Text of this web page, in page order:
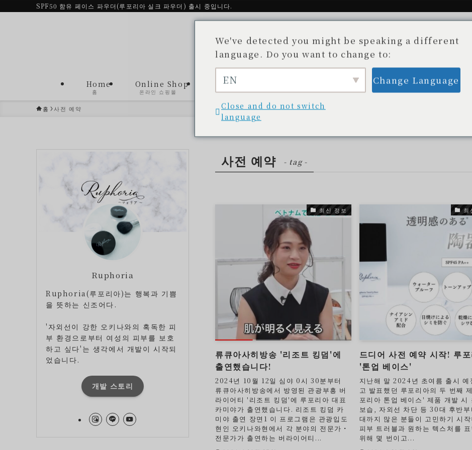
SPF50 함유 페이스 파우더(루포리아 실크 파우더) 출시 중입니다.
Home
홈
Online Shop
온라인 쇼핑몰
제품소개
제품 목록 개발 비화
이용 가능한 매장
취급 점포 목록
블로그/뉴스
블로그/최신 정보
뷰
홈 사전 예약
사전 예약 - tag -
최신 정보
류큐아사히방송 '리조트 킹덤'에
출연했습니다!
2024년 10월 12일 심야 0시 30분부터
류큐아사히방송에서 방영된 관광부흥 버
라이어티 '리조트 킹덤'에 루포리아 대표
카미야가 출연했습니다. 리조트 킹덤 카
미야 출연 장면1 이 프로그램은 관광입도
현인 오키나와현에서 각 분야의 전문가・
전문가가 출연하는 버라이어티...
최
드디어 사전 예약 시작! 루
'톤업 베이스'
지난해 말 2024년 초여름 출시 예
고 발표했던 루포리아의 두 번째
포리아 톤업 베이스' 제품 개발 시
보습, 자외선 차단 등 30대 후반
대까지 많은 분들이 고민하기 시작
피부 트러블과 원하는 텍스처를 표
위해 몇 번이고...
Ruphoria
Ruphoria(루포리아)는 행복과 기쁨
을 뜻하는 신조어다.
'자외선이 강한 오키나와의 혹독한 피
부 환경으로부터 여성의 피부를 보호
하고 싶다'는 생각에서 개발이 시작되
었습니다.
개발 스토리
We've detected you might be speaking a different
language. Do you want to change to:
EN Change Language
Close and do not switch
language